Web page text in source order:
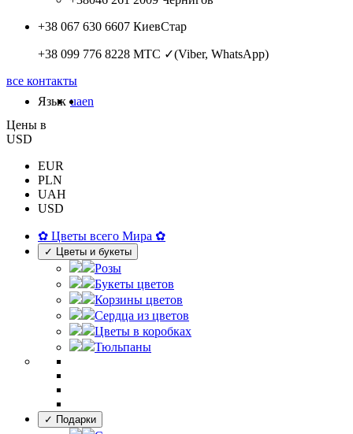
+38 067 630 6607 КиевСтар
+38 099 776 8228 МТС ✓(Viber, WhatsApp)
все контакты
Язык uaen
Цены в
USD
EUR
PLN
UAH
USD
✿ Цветы всего Мира ✿
✓ Цветы и букеты
Розы
Букеты цветов
Корзины цветов
Сердца из цветов
Цветы в коробках
Тюльпаны
✓ Подарки